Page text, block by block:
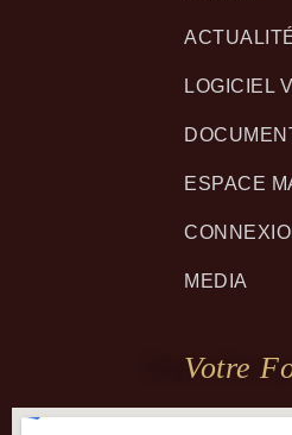
LOGICIEL
ESPACE
MEDIA
Votre